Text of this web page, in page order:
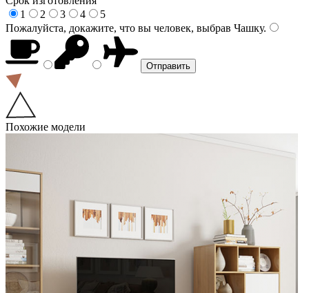
1
2 3 4
5
Пожалуйста, докажите, что вы человек, выбрав Чашку.
Похожие модели